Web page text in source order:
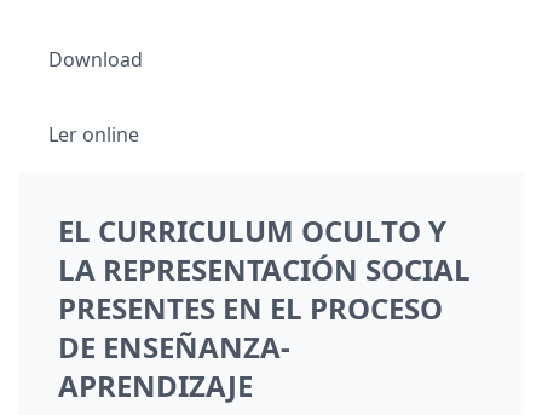
Download
Ler online
EL CURRICULUM OCULTO Y
LA REPRESENTACIÓN SOCIAL
PRESENTES EN EL PROCESO
DE ENSEÑANZA-
APRENDIZAJE